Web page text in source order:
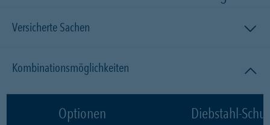
Versicherte Sachen
Kombinationsmöglichkeiten
Optionen Diebstahl-